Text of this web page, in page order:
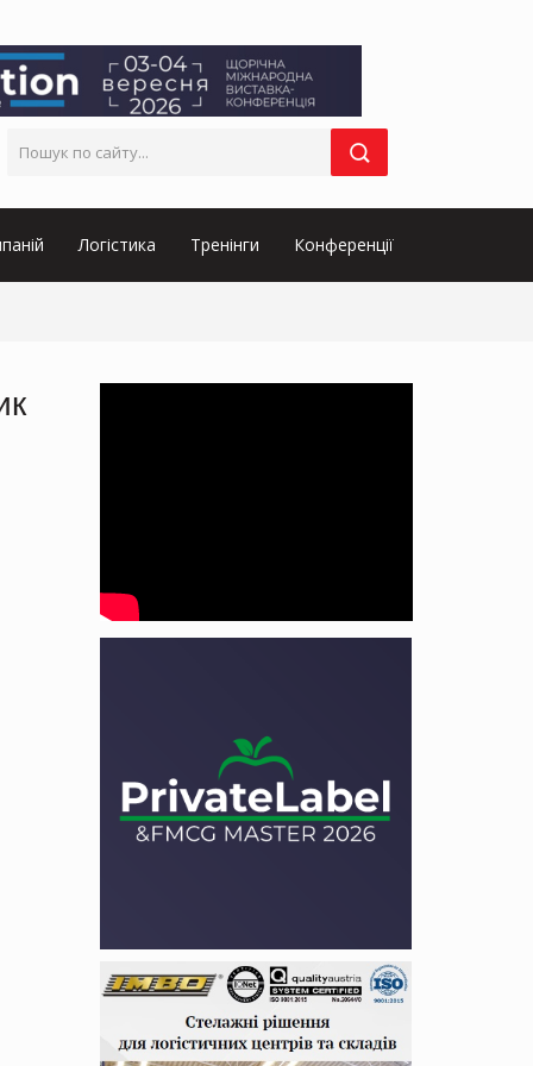
Логістика Тренінги Конференції